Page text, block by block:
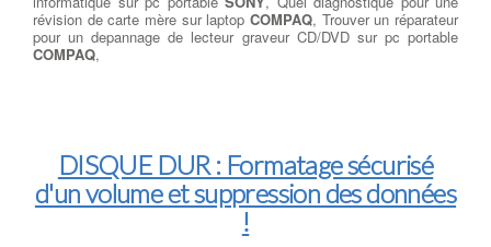
révision de carte mère sur laptop COMPAQ, Trouver un réparateur
pour un depannage de lecteur graveur CD/DVD sur pc portable
COMPAQ,
DISQUE DUR : Formatage sécurisé
d'un volume et suppression des données
!